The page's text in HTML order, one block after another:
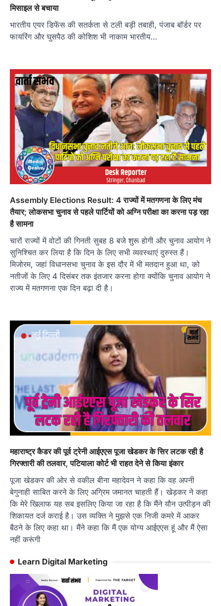
मिसाइल से बचाया
भारतीय एयर डिफेंस की सतर्कता से टली बड़ी तबाही, पंजाब बॉर्डर पर
फायरिंग और घुसपैठ की कोशिश भी नाकाम भारतीय…
Assembly Elections Result: 4 राज्यों में मतगणना के लिए मंच
तैयार; लोकसभा चुनाव से पहले पार्टियों को अग्नि परीक्षा का करना पड़ रहा
है सामना
चारों राज्यों में वोटों की गिनती सुबह 8 बजे शुरू होगी और चुनाव आयोग ने
सुनिश्चित कर लिया है कि दिन के लिए सभी व्यवस्थाएं दुरुस्त हैं।
मिजोरम, जहां विधानसभा चुनाव के इस दौर में भी मतदान हुआ था, को
नतीजों के लिए 4 दिसंबर तक इंतजार करना होगा क्योंकि चुनाव आयोग ने
राज्य में मतगणना एक दिन बढ़ा दी है।
महाराष्ट्र कैडर की पूर्व ट्रेनी आईएएस पूजा खेडकर के सिर लटक रही है
गिरफ्तारी की तलवार, पटियाला कोर्ट भी राहत देने से किया इंकार
पूजा खेडकर की ओर से वकील बीना महादेवन ने कहा कि वह अपनी
बेगुनाही साबित करने के लिए अग्रिम जमानत चाहती हैं। खेड़कर ने कहा
कि मेरे खिलाफ यह सब इसलिए किया जा रहा है कि मैंने यौन उत्पीड़न की
शिकायत दर्ज कराई है। उस व्यक्ति ने मुझसे एक निजी कमरे में आकर
बैठने के लिए कहा था। मैंने कहा कि मैं एक योग्य आईएएस हूं और मैं ऐसा
नहीं करूंगी
Learn Digital Marketing